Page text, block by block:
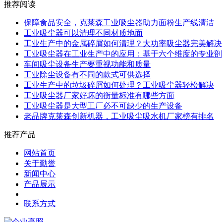
推荐阅读
保障食品安全，克莱森工业吸尘器助力面粉生产线清洁
工业吸尘器可以清理不同材质地面
工业生产中的金属碎屑如何清理？大功率吸尘器完美解决
工业吸尘器在工业生产中的应用：基于六个维度的专业
车间吸尘设备生产要重视功能和质量
工业除尘设备有不同的款式可供选择
工业生产中的垃圾碎屑如何处理？工业吸尘器轻松解决
工业吸尘器厂家好坏的衡量标准有哪些方面
工业吸尘器是大型工厂必不可缺少的生产设备
老品牌克莱森创新机器，工业吸尘吸水机厂家榜有排名
推荐产品
网站首页
关于勤誉
新闻中心
产品展示
联系方式